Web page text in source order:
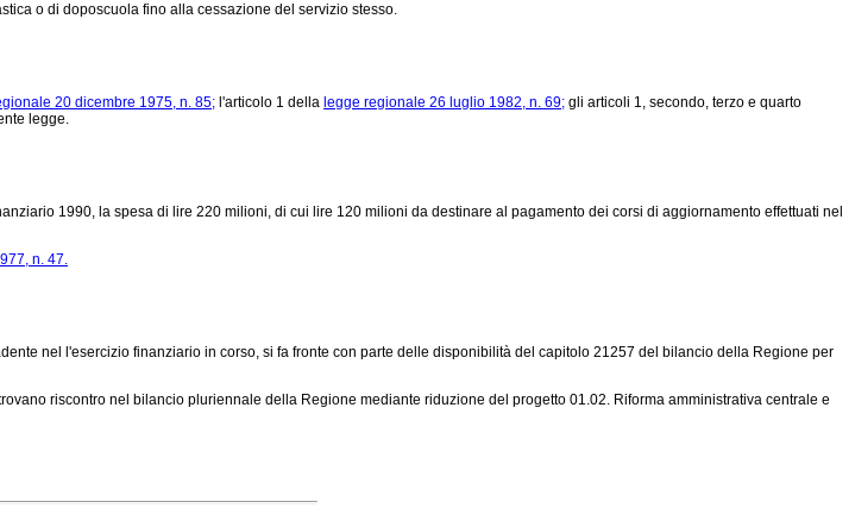
o di doposcuola fino alla cessazione del servizio stesso.
20 dicembre 1975, n. 85; l'articolo 1 della legge regionale 26 luglio 1982, n. 69; gli articoli 1, secondo, terzo e quarto
legge.
1990, la spesa di lire 220 milioni, di cui lire 120 milioni da destinare al pagamento dei corsi di aggiornamento effettuati nel
n. 47.
nel l'esercizio finanziario in corso, si fa fronte con parte delle disponibilità del capitolo 21257 del bilancio della Regione per
riscontro nel bilancio pluriennale della Regione mediante riduzione del progetto 01.02. Riforma amministrativa centrale e